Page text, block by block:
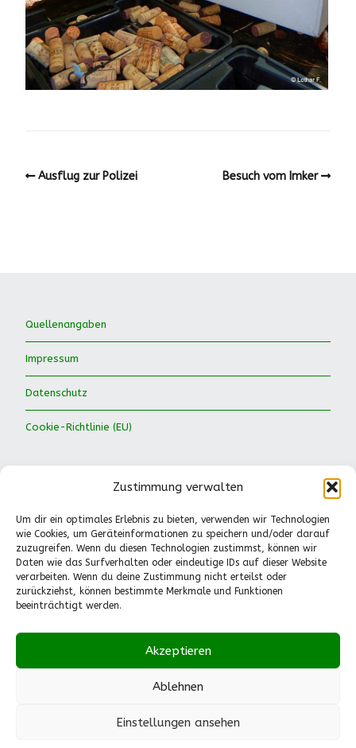
Zustimmung verwalten
Um dir ein optimales Erlebnis zu bieten, verwenden wir Technologien
wie Cookies, um Geräteinformationen zu speichern und/oder darauf
zuzugreifen. Wenn du diesen Technologien zustimmst, können wir
Daten wie das Surfverhalten oder eindeutige IDs auf dieser Website
verarbeiten. Wenn du deine Zustimmung nicht erteilst oder
zurückziehst, können bestimmte Merkmale und Funktionen
beeinträchtigt werden.
Akzeptieren
Ablehnen
Einstellungen ansehen
Ausflug zur Polizei Besuch vom Imker
Quellenangaben
Impressum
Datenschutz
Cookie-Richtlinie (EU)
Waldkinder Ismaning e.V.
Dorfstraße 66
85737 Ismaning
Tel.: 089-41611244
(Mo.-Fr., 13-14.30 Uhr):
info@waldkinder-ismaning.de